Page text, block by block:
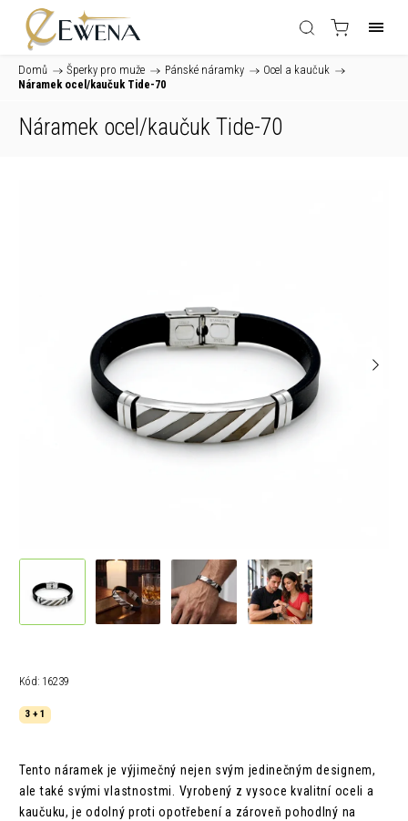
Domů / Šperky pro muže / Pánské náramky / Ocel a kaučuk /
Náramek ocel/kaučuk Tide-70
Náramek ocel/kaučuk Tide-70
Kód: 16239
3 + 1
Tento náramek je výjimečný nejen svým jedinečným designem,
ale také svými vlastnostmi. Vyrobený z vysoce kvalitní oceli a
kaučuku, je odolný proti opotřebení a zároveň pohodlný na